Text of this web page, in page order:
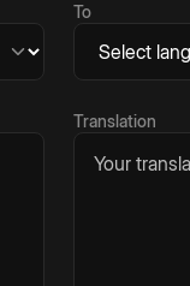
To
Translation
Your